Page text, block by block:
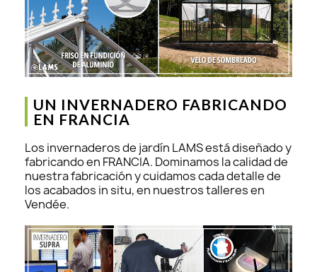
UN INVERNADERO FABRICANDO
EN FRANCIA
Los invernaderos de jardín LAMS está diseñado y
fabricando en FRANCIA. Dominamos la calidad de
nuestra fabricación y cuidamos cada detalle de
los acabados in situ, en nuestros talleres en
Vendée.